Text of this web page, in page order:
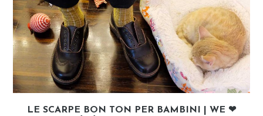
LE SCARPE BON TON PER BAMBINI | WE ❤